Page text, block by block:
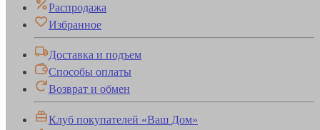
Распродажа
Избранное
Доставка и подъем
Способы оплаты
Возврат и обмен
Клуб покупателей «Ваш Дом»